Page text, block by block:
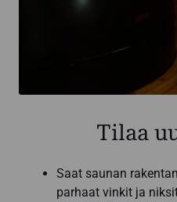
Tilaa
Saat saunan
parhaat vinkit ja